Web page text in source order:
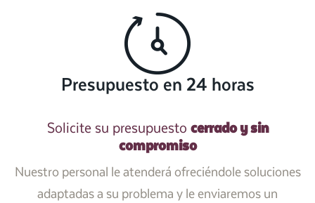
Presupuesto en 24 horas
Solicite su presupuesto cerrado y sin
compromiso
Nuestro personal le atenderá ofreciéndole soluciones
adaptadas a su problema y le enviaremos un